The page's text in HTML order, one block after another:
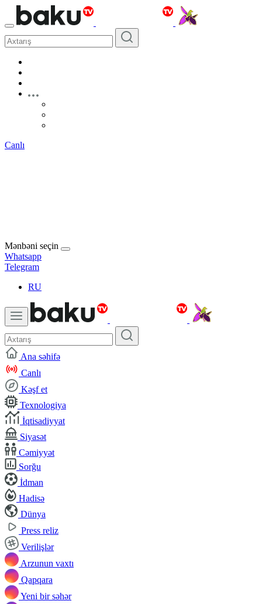
Canlı
Mənbəni seçin
Whatsapp
Telegram
RU
Ana səhifə
Canlı
Kəşf et
Texnologiya
İqtisadiyyat
Siyasət
Cəmiyyət
Sorğu
İdman
Hadisə
Dünya
Press reliz
Verilişlər
Arzunun vaxtı
Qapqara
Yeni bir səhər